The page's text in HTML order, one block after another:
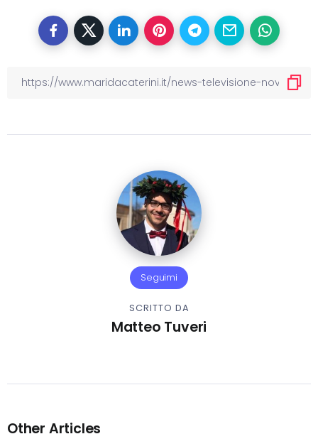
Seguimi
SCRITTO DA
Matteo Tuveri
Other Articles